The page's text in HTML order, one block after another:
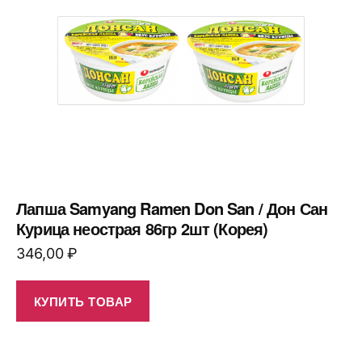
Лапша Samyang Ramen Don San / Дон Сан
Курица неострая 86гр 2шт (Корея)
346,00₽
КУПИТЬ ТОВАР